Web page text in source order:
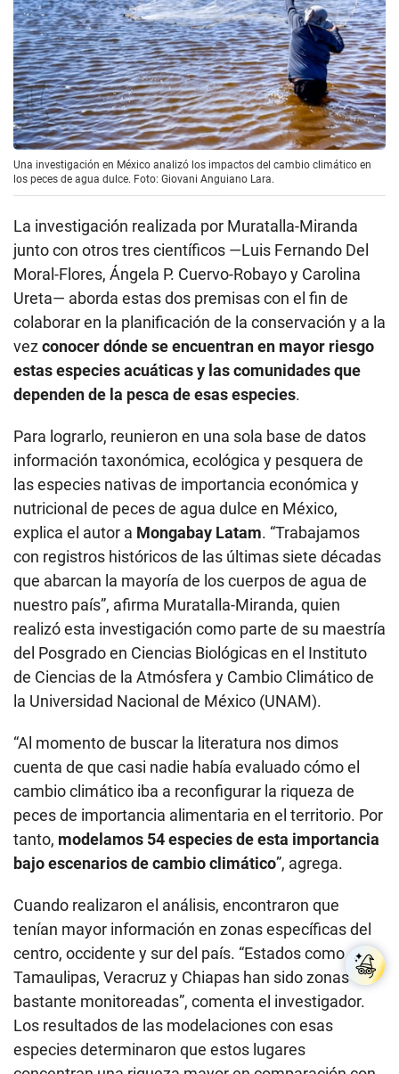
Una investigación en México analizó los impactos del cambio climático en
los peces de agua dulce. Foto: Giovani Anguiano Lara.
La investigación realizada por Muratalla-Miranda
junto con otros tres científicos —Luis Fernando Del
Moral-Flores, Ángela P. Cuervo-Robayo y Carolina
Ureta— aborda estas dos premisas con el fin de
colaborar en la planificación de la conservación y a la
vezconocer dónde se encuentran en mayor riesgo
estas especies acuáticas y las comunidades que
dependen de la pesca de esas especies.
Para lograrlo, reunieron en una sola base de datos
información taxonómica, ecológica y pesquera de
las especies nativas de importancia económica y
nutricional de peces de agua dulce en México,
explica el autor a Mongabay Latam. “Trabajamos
con registros históricos de las últimas siete décadas
que abarcan la mayoría de los cuerpos de agua de
nuestro país”, afirma Muratalla-Miranda, quien
realizó esta investigación como parte de su maestría
del Posgrado en Ciencias Biológicas en el Instituto
de Ciencias de la Atmósfera y Cambio Climático de
la Universidad Nacional de México (UNAM).
“Al momento de buscar la literatura nos dimos
cuenta de que casi nadie había evaluado cómo el
cambio climático iba a reconfigurar la riqueza de
peces de importancia alimentaria en el territorio. Por
tanto, modelamos 54 especies de esta importancia
bajo escenarios de cambio climático”, agrega.
Cuando realizaron el análisis, encontraron que
tenían mayor información en zonas específicas del
centro, occidente y sur del país. “Estados como
Tamaulipas, Veracruz y Chiapas han sido zonas
bastante monitoreadas”, comenta el investigador.
Los resultados de las modelaciones con esas
especies determinaron que estos lugares